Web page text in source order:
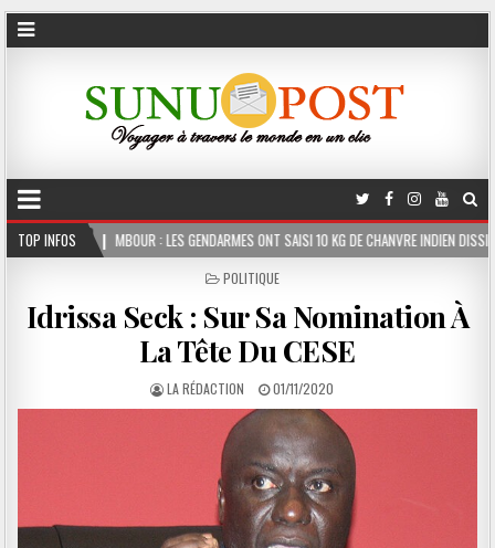
TOP INFOS
: LES GENDARMES ONT SAISI 10 KG DE CHANVRE INDIEN DISSIMULÉS DANS LE COFFRE
POSTED
POLITIQUE
Idrissa Seck : Sur Sa Nomination À
La Tête Du CESE
LA RÉDACTION 01/11/2020